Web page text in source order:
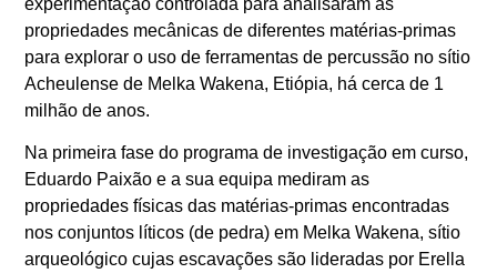
propriedades mecânicas de diferentes matérias-primas
para explorar o uso de ferramentas de percussão no sítio
Acheulense de Melka Wakena, Etiópia, há cerca de 1
milhão de anos.
Na primeira fase do programa de investigação em curso,
Eduardo Paixão e a sua equipa mediram as
propriedades físicas das matérias-primas encontradas
nos conjuntos líticos (de pedra) em Melka Wakena, sítio
arqueológico cujas escavações são lideradas por Erella